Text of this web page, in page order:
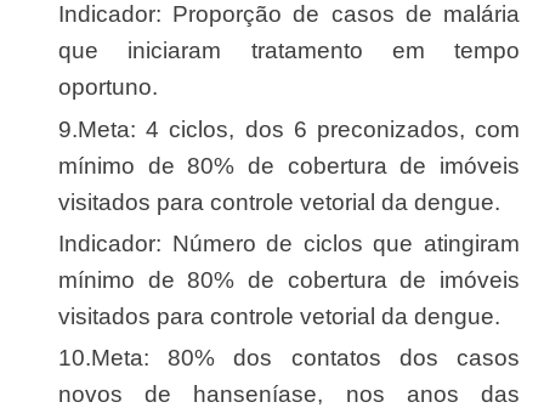
Indicador: Proporção de casos de malária
que iniciaram tratamento em tempo
oportuno.
9.Meta: 4 ciclos, dos 6 preconizados, com
mínimo de 80% de cobertura de imóveis
visitados para controle vetorial da dengue.
Indicador: Número de ciclos que atingiram
mínimo de 80% de cobertura de imóveis
visitados para controle vetorial da dengue.
10.Meta: 80% dos contatos dos casos
novos de hanseníase, nos anos das